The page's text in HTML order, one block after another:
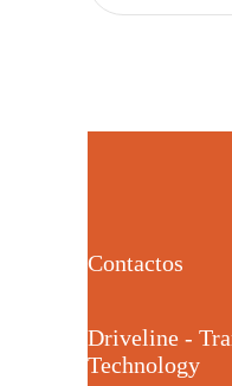
Contactos
Driveline -
Technology